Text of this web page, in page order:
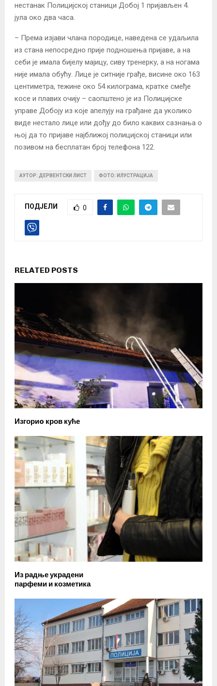
нестанак Полицијској станици Добој 1 пријављен 4.
јула око два часа.
– Према изјави члана породице, наведена се удаљила
из стана непосредно прије подношења пријаве, а на
себи је имала бијелу мајицу, сиву тренерку, а на ногама
није имала обућу. Лице је ситније грађе, висине око 163
центиметра, тежине око 54 килограма, кратке смеђе
косе и плавих очију – саопштено је из Полицијске
управе Добоју из које апелују на грађане да уколико
виде нестало лице или дођу до било каквих сазнања о
њој да то пријаве најближој полицијској станици или
позивом на бесплатан број телефона 122.
АУТОР: ДЕРВЕНТСКИ ЛИСТ ФОТО: ИЛУСТРАЦИЈА
ПОДЈЕЛИ 0
RELATED POSTS
Изгориo кров куће
Из радње украдени
парфеми и козметика